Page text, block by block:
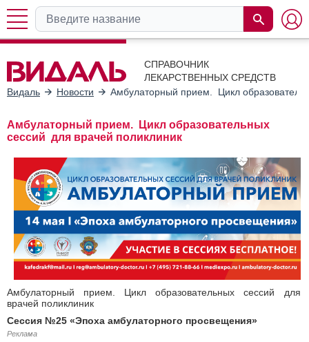
СПРАВОЧНИК
ЛЕКАРСТВЕННЫХ СРЕДСТВ
Видаль
Новости Амбулаторный прием. Цикл
Амбулаторный прием. Цикл образовательных
сессий для врачей поликлиник
Амбулаторный прием. Цикл образовательных сессий для
врачей поликлиник
Сессия №25 «Эпоха амбулаторного просвещения»
Реклама